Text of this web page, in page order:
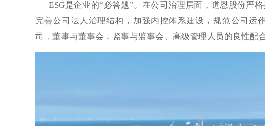
ESG是企业的“必答题”。在公司治理层面，道恩股份严
完善公司法人治理结构，加强内控体系建设，规范公司运
司，董事与董事会，监事与监事会、高级管理人员的良性配合